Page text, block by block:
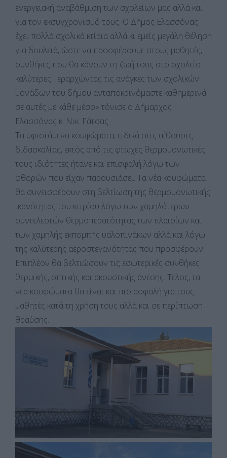
ενεργειακή αναβάθμιση των σχολείων μας αλλά και
για τον εκσυγχρονισμό τους. Ο Δήμος Ελασσόνας
έχει πολλά σχολικά κτίρια αλλά κι εμείς μεγάλη θέληση
για δουλειά, ώστε να προσφέρουμε στους μαθητές,
συνθήκες που θα κάνουν τη ζωή τους στο σχολείο
καλύτερες. Ιεραρχώντας τις ανάγκες των σχολικών
μονάδων του δήμου ανταποκρινόμαστε καθημερινά
σε αυτές με κάθε μέσο» τόνισε ο Δήμαρχος
Ελασσόνας κ. Νικ. Γάτσας.
Τα υφιστάμενα κουφώματα, ειδικά στις αίθουσες
διδασκαλίας, εκτός από τις φτωχές θερμομονωτικές
τους ιδιότητες ήτανε και επισφαλή λόγω των
φθορών που είχαν παρουσιάσει. Τα νέα κουφώματα
θα συνεισφέρουν στη βελτίωση της θερμομονωτικής
ικανότητας του κτιρίου λόγω των χαμηλότερων
συντελεστών θερμοπερατότητας των πλαισίων και
των χαμηλής εκπομπής υαλοπινάκων αλλά και λόγω
της καλύτερης αεροστεγανότητας που προσφέρουν.
Επιπλέον θα βελτιώσουν τις εσωτερικές συνθήκες
θερμικής, οπτικής και ακουστικής άνεσης. Τέλος, τα
νέα κουφώματα θα είναι και πιο ασφαλή για τους
μαθητές κατά τη χρήση τους αλλά και σε περίπτωση
θραύσης.